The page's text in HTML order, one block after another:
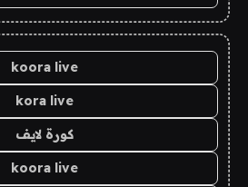
koora live
kora live
كورة لايف
koora live